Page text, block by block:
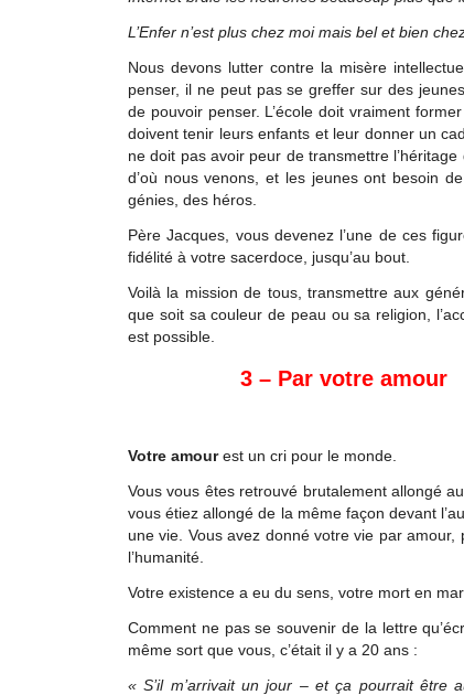
L’Enfer n’est plus chez moi mais bel et bien
Nous devons lutter contre la misère
penser, il ne peut pas se greffer sur des
de pouvoir penser. L’école doit vraiment
doivent tenir leurs enfants et leur donner un
ne doit pas avoir peur de transmettre
d’où nous venons, et les jeunes ont besoin
génies, des héros.
Père Jacques, vous devenez l’une de ces
fidélité à votre sacerdoce, jusqu’au bout.
Voilà la mission de tous, transmettre aux
que soit sa couleur de peau ou sa religion,
est possible.
3 – Par votre amour
Votre amourest un cri pour le monde.
Vous vous êtes retrouvé brutalement allongé
vous étiez allongé de la même façon devant
une vie. Vous avez donné votre vie par
l’humanité.
Votre existence a eu du sens, votre mort en
Comment ne pas se souvenir de la lettre
même sort que vous, c’était il y a 20 ans :
« S’il m’arrivait un jour – et ça pourrait être